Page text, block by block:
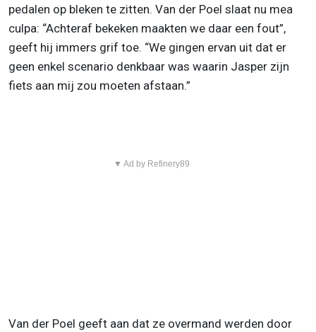
pedalen op bleken te zitten. Van der Poel slaat nu mea
culpa: “Achteraf bekeken maakten we daar een fout”,
geeft hij immers grif toe. “We gingen ervan uit dat er
geen enkel scenario denkbaar was waarin Jasper zijn
fiets aan mij zou moeten afstaan.”
▼ Ad by Refinery89
Van der Poel geeft aan dat ze overmand werden door